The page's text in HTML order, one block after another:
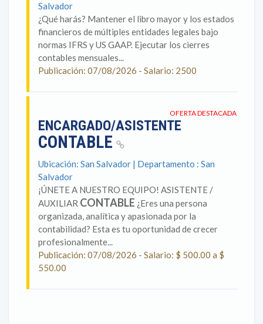
Salvador
¿Qué harás? Mantener el libro mayor y los estados
financieros de múltiples entidades legales bajo
normas IFRS y US GAAP. Ejecutar los cierres
contables mensuales...
Publicación: 07/08/2026 - Salario: 2500
OFERTA DESTACADA
ENCARGADO/ASISTENTE
CONTABLE
Ubicación: San Salvador | Departamento : San
Salvador
¡ÚNETE A NUESTRO EQUIPO! ASISTENTE /
AUXILIAR CONTABLE ¿Eres una persona
organizada, analítica y apasionada por la
contabilidad? Esta es tu oportunidad de crecer
profesionalmente...
Publicación: 07/08/2026 - Salario: $ 500.00 a $
550.00